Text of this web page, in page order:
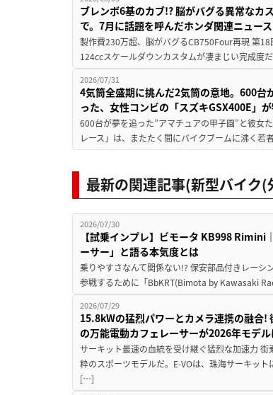
ブレンボ6基のカブ!? 脳がバグる異常なカ
で。7月に話題を呼んだホンダ関連ニュー
製作費230万超、脳がバグるCB750Four再現 第
124ccスケールダウンカスタムが凄まじい完成度
2026/07/31
4気筒全盛期に挑んだ2気筒の意地。600台
った、女性コンビの「スズキGSX400E」
600台が夢を追った”アマチュアの甲子園”と彼女
レース」は、またたく間にバイクブームに沸く
最新の関連記事(新型バイク
2026/07/30
【試乗インプレ】ビモータ KB998
ーサー」と語る本気度とは
乗りやすさなんて関係ない!? 保安部品付きレー
参戦するために「BbKRT(Bimota by Kawasaki
2026/07/29
15.8kWの猛烈パワーとカメラ連携の融合!
の万能電動カフェレーサーが2026年モデル
サーキット最速の血統を受け継ぐ猛烈な加速力
粋のスポーツモデルだ。E-VOは、珠海サーキッ
[…]